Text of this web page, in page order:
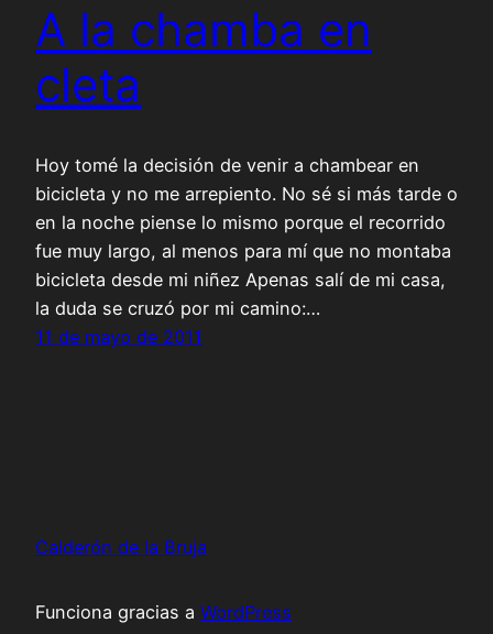
A la chamba en
cleta
Hoy tomé la decisión de venir a chambear en
bicicleta y no me arrepiento. No sé si más tarde o
en la noche piense lo mismo porque el recorrido
fue muy largo, al menos para mí que no montaba
bicicleta desde mi niñez Apenas salí de mi casa,
la duda se cruzó por mi camino:…
11 de mayo de 2011
Calderón de la Bruja
Funciona gracias a WordPress